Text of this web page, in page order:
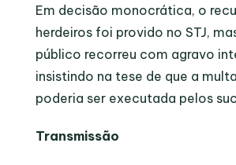
Em decisão monocrática, o
herdeiros foi provido no STJ,
público recorreu com agravo
insistindo na tese de que a
poderia ser executada pelos
Transmissão